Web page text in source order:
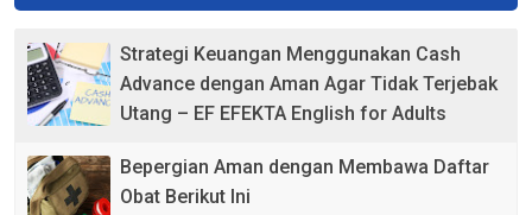
Strategi Keuangan Menggunakan Cash
Advance dengan Aman Agar Tidak Terjebak
Utang – EF EFEKTA English for Adults
Bepergian Aman dengan Membawa Daftar
Obat Berikut Ini